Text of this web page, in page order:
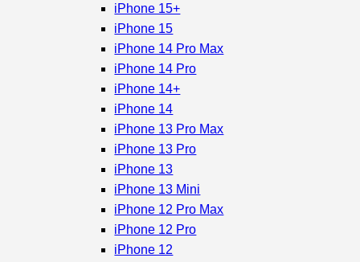
iPhone 15+
iPhone 15
iPhone 14 Pro Max
iPhone 14 Pro
iPhone 14+
iPhone 14
iPhone 13 Pro Max
iPhone 13 Pro
iPhone 13
iPhone 13 Mini
iPhone 12 Pro Max
iPhone 12 Pro
iPhone 12